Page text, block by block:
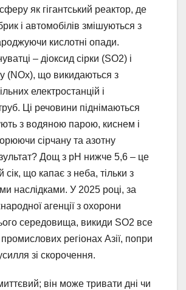
як гігантський реактор, де
і автомобілів змішуються з
кислотні опади.
– діоксид сірки (SO2) і
(NOx), що викидаються з
електростанцій і
Ці речовини піднімаються
з водяною парою, киснем і
сірчану та азотну
Дощ з pH нижче 5,6 – це
що капає з неба, тільки з
наслідками. У 2025 році, за
агенції з охорони
середовища, викиди SO2 все
регіонах Азії, попри
зі скорочення.
він може тривати дні чи